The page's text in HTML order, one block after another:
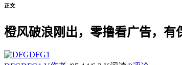
正文
橙风破浪刚出，零撸看广告，有